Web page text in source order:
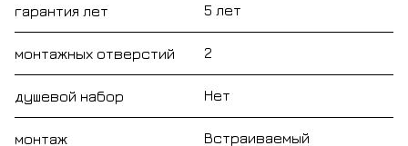
гарантия лет 5 лет
монтажных отверстий 2
душевой набор Нет
монтаж Встраиваемый